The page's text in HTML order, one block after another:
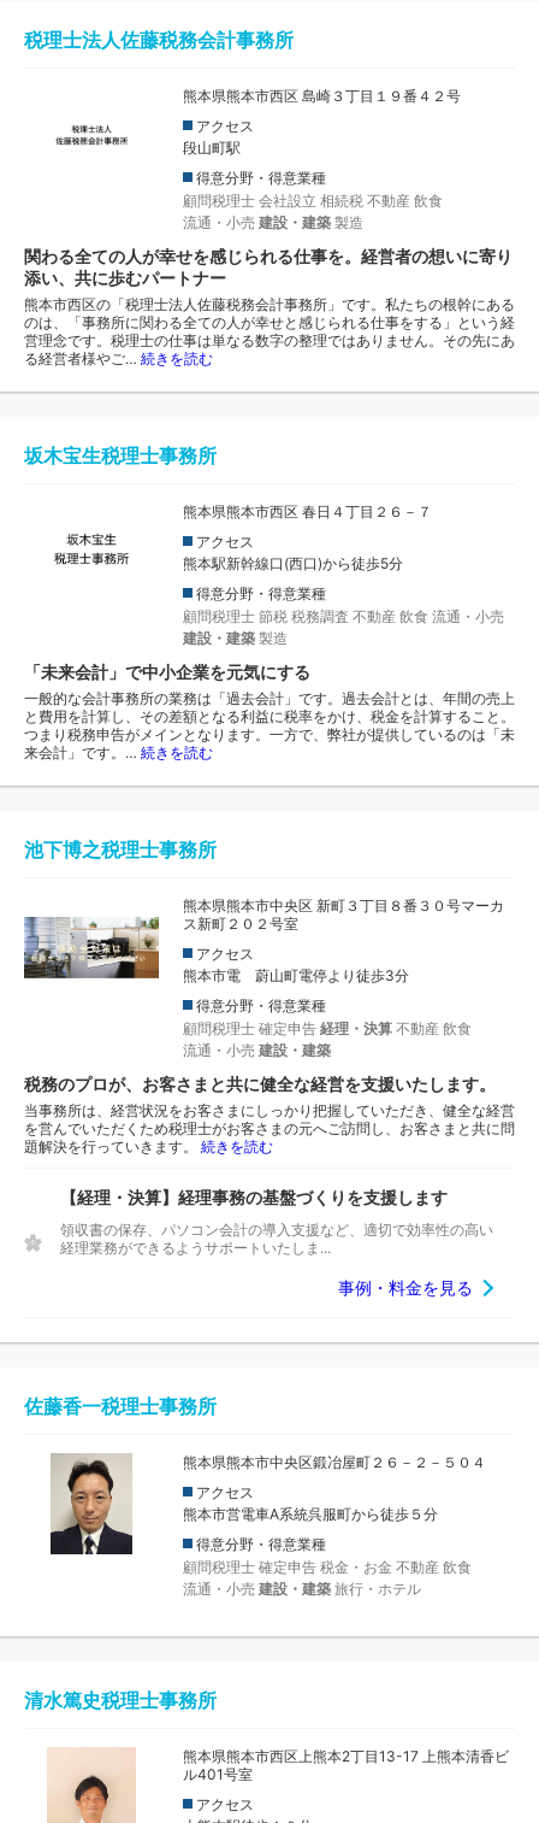
税理士法人佐藤税務会計事務所
熊本県熊本市西区 島崎３丁目１９番４２号
アクセス
段山町駅
得意分野・得意業種
顧問税理士 会社設立 相続税 不動産 飲食
流通・小売 建設・建築 製造
関わる全ての人が幸せを感じられる仕事を。経営者の想いに寄り
添い、共に歩むパートナー
熊本市西区の「税理士法人佐藤税務会計事務所」です。私たちの根幹にある
のは、「事務所に関わる全ての人が幸せと感じられる仕事をする」という経
営理念です。税理士の仕事は単なる数字の整理ではありません。その先にあ
る経営者様やご… 続きを読む
坂木宝生税理士事務所
熊本県熊本市西区 春日４丁目２６－７
アクセス
熊本駅新幹線口(西口)から徒歩5分
得意分野・得意業種
顧問税理士 節税 税務調査 不動産 飲食 流通・小売
建設・建築 製造
「未来会計」で中小企業を元気にする
一般的な会計事務所の業務は「過去会計」です。過去会計とは、年間の売上
と費用を計算し、その差額となる利益に税率をかけ、税金を計算すること。
つまり税務申告がメインとなります。一方で、弊社が提供しているのは「未
来会計」です。… 続きを読む
池下博之税理士事務所
熊本県熊本市中央区 新町３丁目８番３０号マーカ
ス新町２０２号室
アクセス
熊本市電 蔚山町電停より徒歩3分
得意分野・得意業種
顧問税理士 確定申告 経理・決算 不動産 飲食
流通・小売 建設・建築
税務のプロが、お客さまと共に健全な経営を支援いたします。
当事務所は、経営状況をお客さまにしっかり把握していただき、健全な経営
を営んでいただくため税理士がお客さまの元へご訪問し、お客さまと共に問
題解決を行っていきます。 続きを読む
【経理・決算】経理事務の基盤づくりを支援します
領収書の保存、パソコン会計の導入支援など、適切で効率性の高い
経理業務ができるようサポートいたしま...
事例・料金を見る
佐藤香一税理士事務所
熊本県熊本市中央区鍛冶屋町２６－２－５０４
アクセス
熊本市営電車A系統呉服町から徒歩５分
得意分野・得意業種
顧問税理士 確定申告 税金・お金 不動産 飲食
流通・小売 建設・建築 旅行・ホテル
清水篤史税理士事務所
熊本県熊本市西区上熊本2丁目13-17 上熊本清香ビ
ル401号室
アクセス